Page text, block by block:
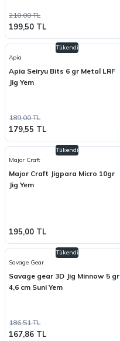
210,00 TL
199,50 TL
Tükendi
Apia
Apia Seiryu Bits 6 gr Metal LRF
Jig Yem
189,00 TL
179,55 TL
Tükendi
Major Craft
Major Craft Jigpara Micro 10gr
Jig Yem
195,00 TL
Tükendi
Savage Gear
Savage gear 3D Jig Minnow 5 gr
4,6 cm Suni Yem
186,51 TL
167,86 TL